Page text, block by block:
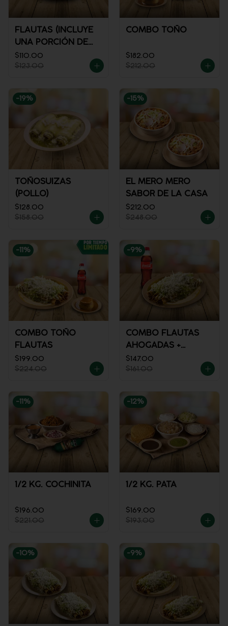
FLAUTAS (INCLUYE
UNA PORCIÓN DE
SALSA)
$110.00
$123.00
COMBO TOÑO
$182.00
$212.00
-19%
TOÑOSUIZAS
(POLLO)
$128.00
$158.00
-15%
EL MERO MERO
SABOR DE LA CASA
$212.00
$248.00
-11 %
COMBO TOÑO
FLAUTAS
$199.00
$224.00
-9%
COMBO FLAUTAS
AHOGADAS +
REFRESCO
$147.00
$161.00
-11 %
1/2 KG. COCHINITA
$196.00
$221.00
-12%
1/2 KG. PATA
$169.00
$193.00
-10% -9%